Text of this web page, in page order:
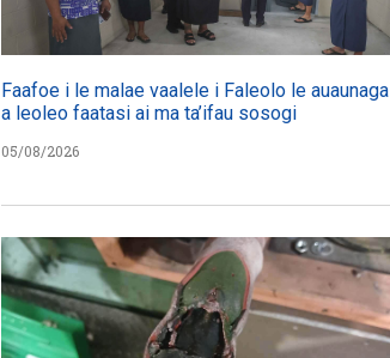
Faafoe i le malae vaalele i Faleolo le auaunaga
a leoleo faatasi ai ma ta’ifau sosogi
05/08/2026